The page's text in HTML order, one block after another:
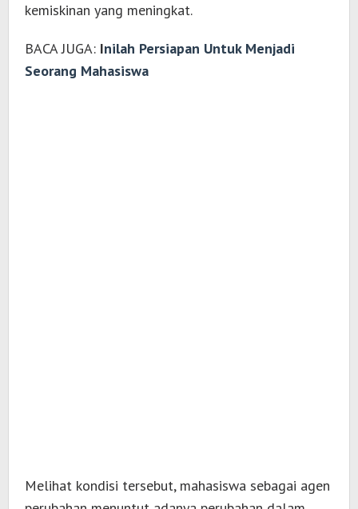
kemiskinan yang meningkat.
BACA JUGA: Inilah Persiapan Untuk Menjadi
Seorang Mahasiswa
Melihat kondisi tersebut, mahasiswa sebagai agen